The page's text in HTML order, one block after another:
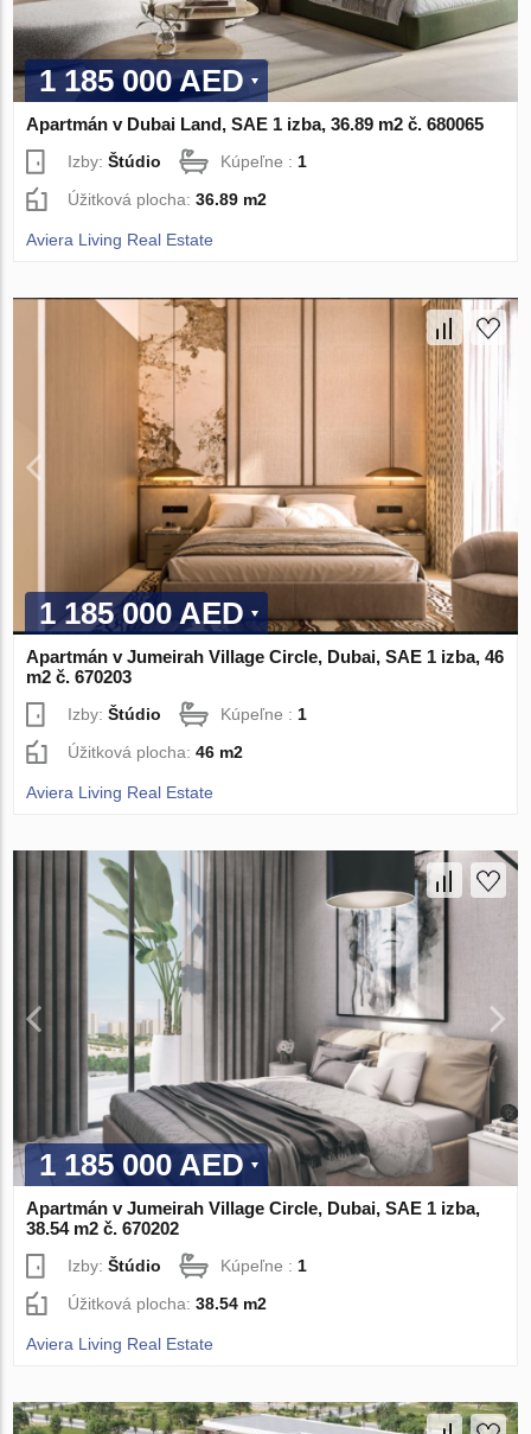
1 185 000 AED
Apartmán v Dubai Land, SAE 1 izba, 36.89 m2 č. 680065
Izby:Štúdio Kúpeľne : 1
Úžitková plocha:36.89 m2
Aviera Living Real Estate
1 185 000 AED
Apartmán v Jumeirah Village Circle, Dubai, SAE 1 izba, 46
m2 č. 670203
Izby:Štúdio Kúpeľne : 1
Úžitková plocha:46 m2
Aviera Living Real Estate
1 185 000 AED
Apartmán v Jumeirah Village Circle, Dubai, SAE 1 izba,
38.54 m2 č. 670202
Izby:Štúdio Kúpeľne :1
Úžitková plocha:38.54 m2
Aviera Living Real Estate